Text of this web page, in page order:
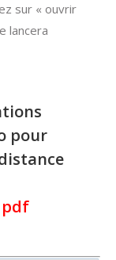
sur « ouvrir
lancera
pour
pdf